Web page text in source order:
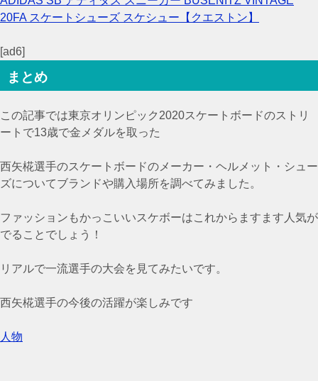
20FA スケートシューズ スケシュー【クエストン】
[ad6]
まとめ
この記事では東京オリンピック2020スケートボードのストリ
ートで13歳で金メダルを取った
西矢椛選手のスケートボードのメーカー・ヘルメット・シュー
ズについてブランドや購入場所を調べてみました。
ファッションもかっこいいスケボーはこれからますます人気が
でることでしょう！
リアルで一流選手の大会を見てみたいです。
西矢椛選手の今後の活躍が楽しみです
人物